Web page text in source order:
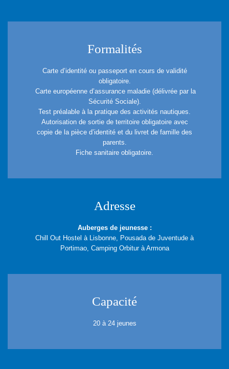
Formalités
Carte d’identité ou passeport en cours de validité
obligatoire.
Carte européenne d’assurance maladie (délivrée par la
Sécurité Sociale).
Test préalable à la pratique des activités nautiques.
Autorisation de sortie de territoire obligatoire avec
copie de la pièce d’identité et du livret de famille des
parents.
Fiche sanitaire obligatoire.
Adresse
Auberges de jeunesse :
Chill Out Hostel à Lisbonne, Pousada de Juventude à
Portimao, Camping Orbitur à Armona
Capacité
20 à 24 jeunes